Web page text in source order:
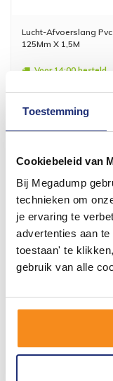
Toestemming
Cookiebeleid van
Bij Megadump
technieken om
je ervaring te
advertenties aan
toestaan' te
gebruik van alle
Lucht-Afvoerslang Pvc
125Mm X 1,5M
Voor 14:00 besteld,
Wij geloven
en tag